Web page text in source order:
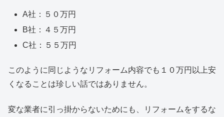
A社：５０万円
B社：４５万円
C社：５５万円
このように同じようなリフォーム内容でも１０万円以上安
くなることは珍しい話ではありません。
変な業者に引っ掛からないためにも、リフォームをするな